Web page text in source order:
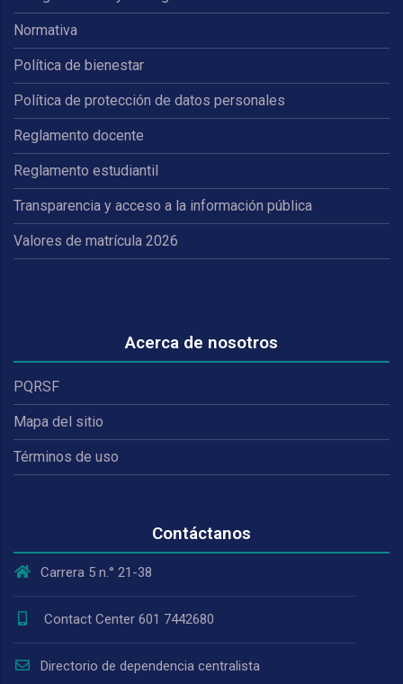
Normativa
Política de bienestar
Política de protección de datos personales
Reglamento docente
Reglamento estudiantil
Transparencia y acceso a la información pública
Valores de matrícula 2026
Acerca de nosotros
PQRSF
Mapa del sitio
Términos de uso
Contáctanos
Carrera 5 n.° 21-38
Contact Center 601 7442680
Directorio de dependencia centralista